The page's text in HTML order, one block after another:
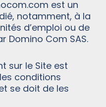
est un
notamment, à la
d’emploi ou de
Domino Com SAS.
sur le Site est
conditions
se doit de les